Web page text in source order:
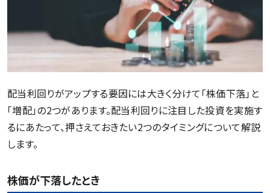
配当利回りがアップする要因には大きく分けて「株価下落」と
「増配」の2つがあります。配当利回りに注目した投資を実施す
るにあたって、押さえておきたい2つのタイミングについて解説
します。
株価が下落したとき